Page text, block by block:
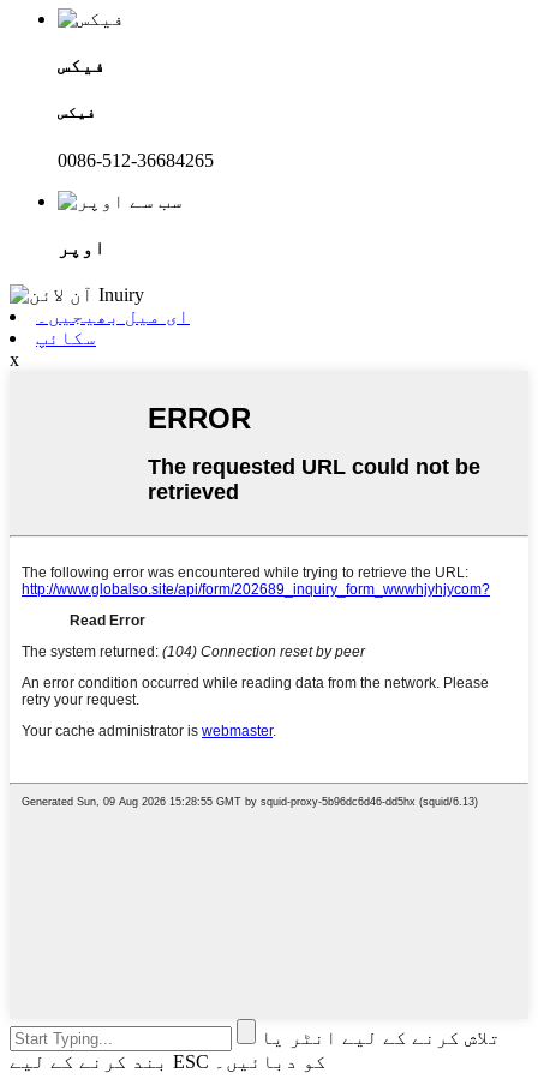
فیکس
فیکس
0086-512-36684265
اوپر
ای میل بھیجیں۔
سکائپ
x
تلاش کرنے کے لیے انٹر یا
بند کرنے کے لیے ESC کو دبائیں۔